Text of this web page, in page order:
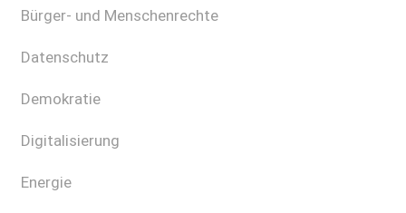
Bürger- und Menschenrechte
Datenschutz
Demokratie
Digitalisierung
Energie